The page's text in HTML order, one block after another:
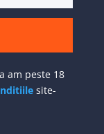
am peste 18
site-